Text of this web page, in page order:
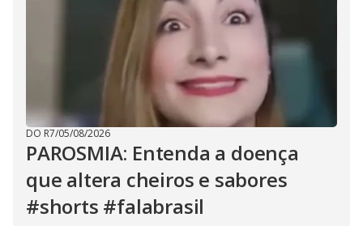
DO R7/05/08/2026
PAROSMIA: Entenda a doença
que altera cheiros e sabores
#shorts #falabrasil